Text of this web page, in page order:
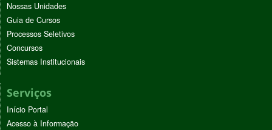
Nossas Unidades
Guia de Cursos
Processos Seletivos
Concursos
Sistemas Institucionais
Serviços
Início Portal
Acesso à Informação